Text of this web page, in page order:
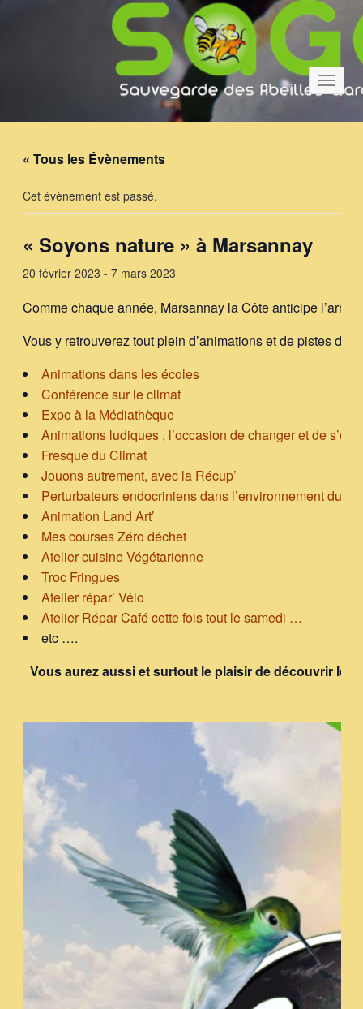
la
« Tous les Évènements
Cet évènement est passé.
« Soyons nature » à Marsannay
20 février 2023 - 7 mars 2023
Comme chaque année, Marsannay la Côte anticipe
Vous y retrouverez tout plein d’animations et de pistes de
Animations dans les écoles
Conférence sur le climat
Expo à la Médiathèque
Animations ludiques , l’occasion de changer et de
Fresque du Climat
Jouons autrement, avec la Récup’
Perturbateurs endocriniens dans l’environnement du
Animation Land Art’
Mes courses Zéro déchet
Atelier cuisine Végétarienne
Troc Fringues
Atelier répar’ Vélo
Atelier Répar Café cette fois tout le samedi …
etc ….
Vous aurez aussi et surtout le plaisir de découvrir